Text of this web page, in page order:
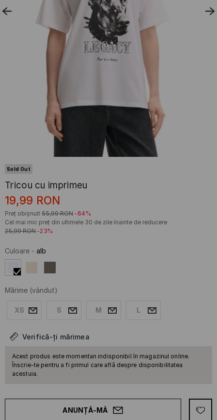
Sold Out
Tricou cu imprimeu
19,99 RON
Preț obișnuit 55,99 RON -64%
Cel mai mic preț din ultimele 30 de zile înainte de reducere
25,99 RON -23%
Culoare - alb
Mărime (vândut)
XS S M L
Verifică-ți mărimea
Acest produs este momentan indisponibil în magazinul online.
Înscrie-te pentru a fi primul care află despre disponibilitatea
acestuia.
ANUNȚĂ-MĂ